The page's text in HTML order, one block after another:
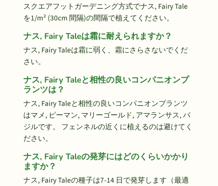
スクエアフットガーデニング方式でナス, Fairy Tale
を1/m² (30cm 間隔)の間隔で植えてください。
ナス, Fairy Taleは霜に耐えられますか？
ナス, Fairy Taleは霜に弱く、霜にさらさないでくだ
さい。
ナス, Fairy Taleと相性の良いコンパニオンプ
ランツは？
ナス, Fairy Taleと相性の良いコンパニオンプランツ
はマメ, ピーマン, マリーゴールド, アマランサス, バ
ジルです。 フェンネルの近くに植えるのは避けてく
ださい。
ナス, Fairy Taleの発芽にはどのくらいかかり
ますか？
ナス, Fairy Taleの種子は7-14 日で発芽します（最適